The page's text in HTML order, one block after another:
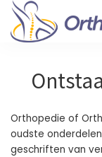
Orthopedie of
oudste
geschriften van